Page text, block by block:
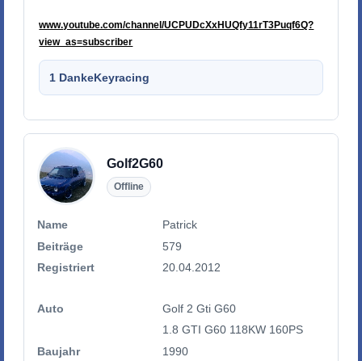
www.youtube.com/channel/UCPUDcXxHUQfy11rT3Puqf6Q?
view_as=subscriber
1 DankeKeyracing
Golf2G60
Offline
Name
Patrick
Beiträge
579
Registriert
20.04.2012
Auto
Golf 2 Gti G60
1.8 GTI G60 118KW 160PS
Baujahr
1990